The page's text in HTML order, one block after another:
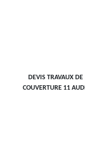
DEVIS TRAVAUX DE
COUVERTURE 11